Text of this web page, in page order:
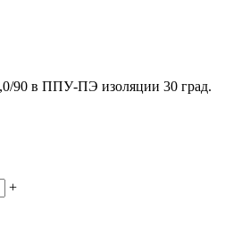
90 в ППУ-ПЭ изоляции 30 град.
+